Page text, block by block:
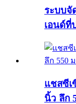
ระบบจั
เอนด์ที่
แชสซีเ
นิ้ว ลึก